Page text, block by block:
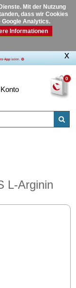
Mit der Nutzung
dass wir Cookies
Google Analytics.
Informationen
0
L-Arginin